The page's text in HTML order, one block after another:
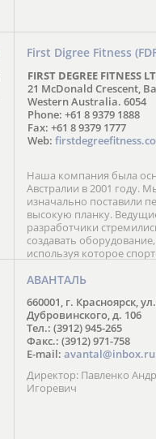
First Digree Fitness
FIRST DEGREE FITNESS
21 McDonald Crescent,
Western Australia. 6054
Phone: +61 8 9379 1888
Fax: +61 8 9379 1777
Web:
Наша компания была
Австралии в 2001 году.
изначально поставили
высокую планку.
разработчики
создавать оборудование,
используя которое
от инвентаря конкурентов.
стала простая и емкая
«Почувствуйте
точно знаем, что нет
совершенству и постоянно
пребываем в поиске
материалов и более
решений.
АВАНТАЛЬ
660001, г. Красноярск, ул.
Дубровинского, д. 106
Тел.: (3912) 945-265
Факс.: (3912) 971-758
E-mail: avantal@inbox.ru
Директор: Павленко
Игоревич